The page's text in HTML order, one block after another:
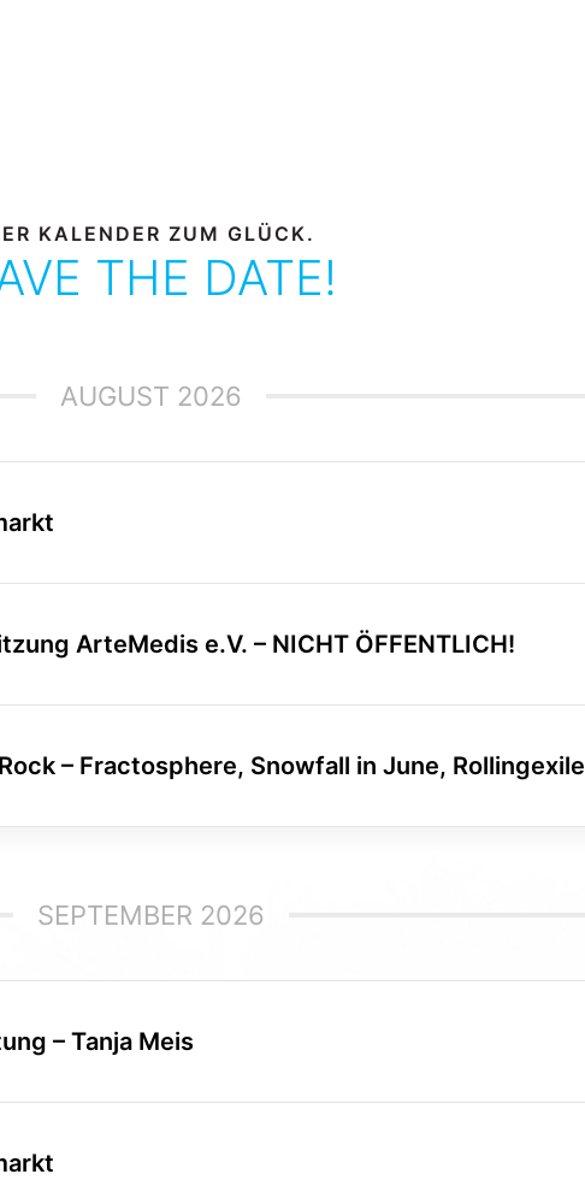
KALENDER ZUM GLÜCK.
THE DATE!
AUGUST 2026
ArteMedis e.V. – NICHT ÖFFENTLICH!
– Fractosphere, Snowfall in June, Rollingexile
SEPTEMBER 2026
– Tanja Meis